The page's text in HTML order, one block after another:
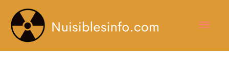
contenu